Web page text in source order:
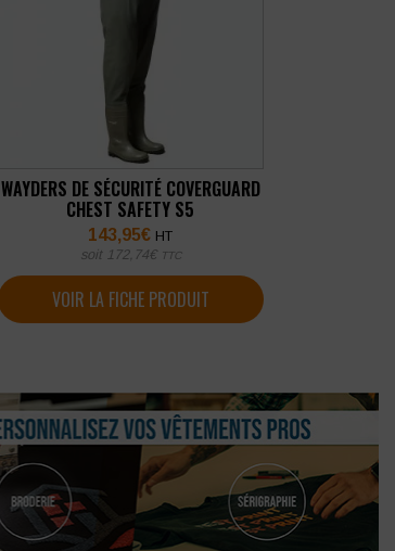
WAYDERS DE SÉCURITÉ COVERGUARD
CHEST SAFETY S5
143,95€ HT
soit 172,74€ TTC
VOIR LA FICHE PRODUIT